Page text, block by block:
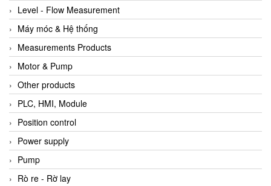
Level - Flow Measurement
Máy móc & Hệ thống
Measurements Products
Motor & Pump
Other products
PLC, HMI, Module
Position control
Power supply
Pump
Rò re - Rờ lay